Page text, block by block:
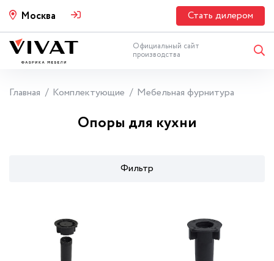
Москва Стать дилером
Официальный сайт
производства
Главная Комплектующие Мебельная фурнитура
Опоры для кухни
Фильтр